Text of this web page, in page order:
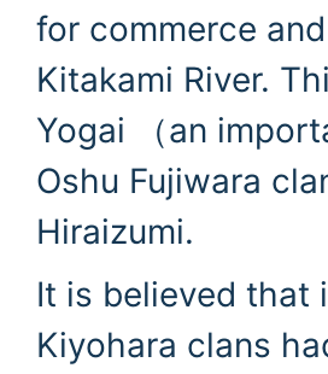
for commerce
Kitakami River.
Yogai （an
Oshu Fujiwara
Hiraizumi.
It is believed that
Kiyohara clans